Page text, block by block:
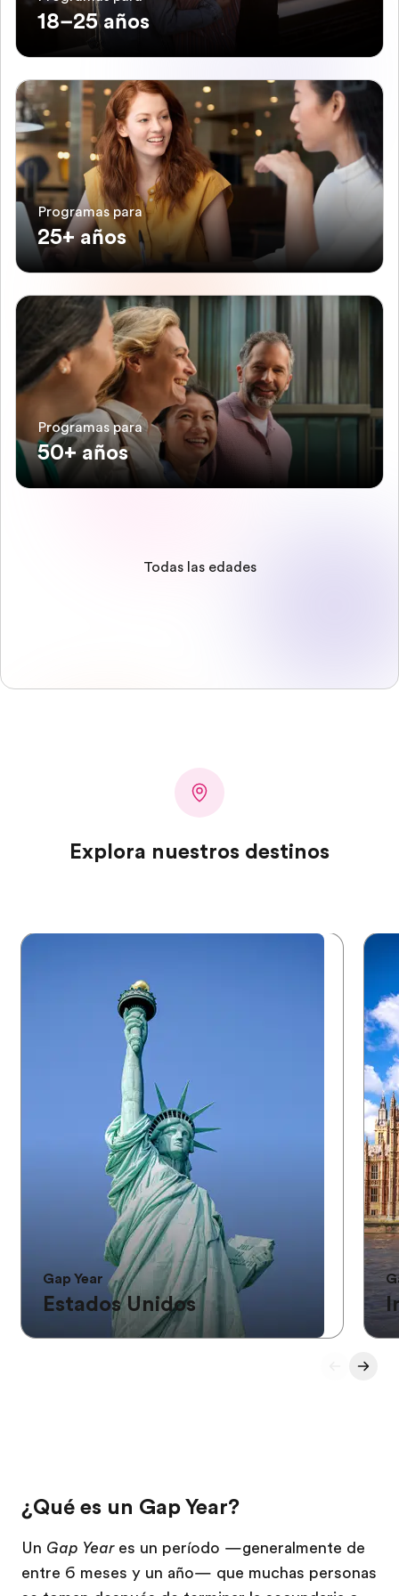
18–25 años
Programas para
25+ años
Programas para
50+ años
Todas las edades
Explora nuestros destinos
Gap Year
Estados Unidos
¿Qué es un Gap Year?
Un Gap Yeares un período —generalmente de
entre 6 meses y un año— que muchas personas